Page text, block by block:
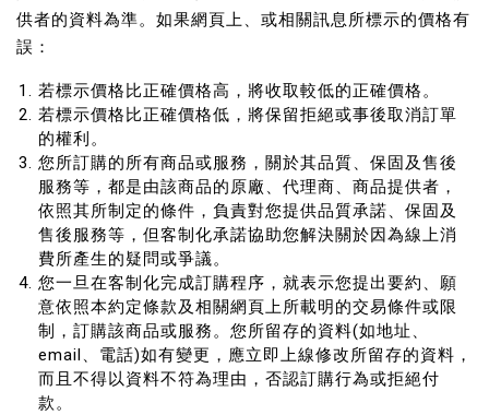
供者的資料為準。如果網頁上、或相關訊息所標示的價格有
誤：
若標示價格比正確價格高，將收取較低的正確價格。
若標示價格比正確價格低，將保留拒絕或事後取消訂單
的權利。
您所訂購的所有商品或服務，關於其品質、保固及售後
服務等，都是由該商品的原廠、代理商、商品提供者，
依照其所制定的條件，負責對您提供品質承諾、保固及
售後服務等，但客制化承諾協助您解決關於因為線上消
費所產生的疑問或爭議。
您一旦在客制化完成訂購程序，就表示您提出要約、願
意依照本約定條款及相關網頁上所載明的交易條件或限
制，訂購該商品或服務。您所留存的資料(如地址、
email、電話)如有變更，應立即上線修改所留存的資料，
而且不得以資料不符為理由，否認訂購行為或拒絕付
款。